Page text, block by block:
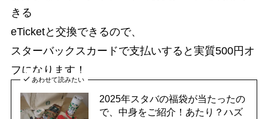
きる
eTicketと交換できるので、
スターバックスカードで支払いすると実質500円オ
フになります！
あわせて読みたい
2025年スタバの福袋が当たったの
で、中身をご紹介！あたり？ハズ